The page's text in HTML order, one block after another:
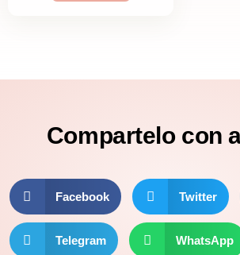
Compartelo con
Facebook Twitter
Telegram WhatsApp